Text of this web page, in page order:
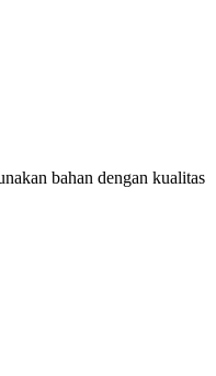
bahan dengan kualitas